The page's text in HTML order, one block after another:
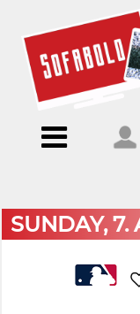
SUNDAY, 7.